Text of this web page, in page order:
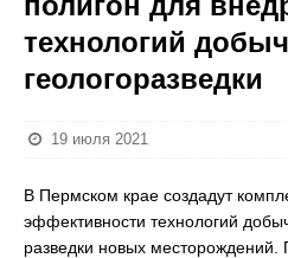
технологий
геологоразведки
19 июля 2021
В Пермском крае создадут
эффективности технологий
разведки новых месторождений.